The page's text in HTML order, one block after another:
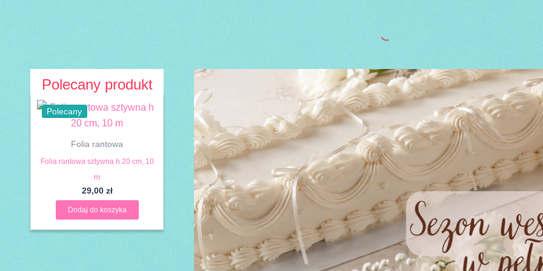
Polecany produkt
Polecany
Folia rantowa
Folia rantowa sztywna h 20 cm, 10
m
29,00 zł
Dodaj do koszyka